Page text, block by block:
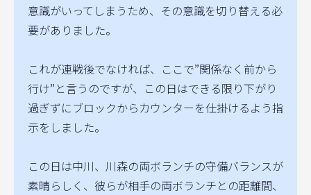
意識がいってしまうため、その意識を切り替える必
要がありました。
これが連戦後でなければ、ここで”関係なく前から
行け”と言うのですが、この日はできる限り下がり
過ぎずにブロックからカウンターを仕掛けるよう指
示をしました。
この日は中川、川森の両ボランチの守備バランスが
素晴らしく、彼らが相手の両ボランチとの距離間、